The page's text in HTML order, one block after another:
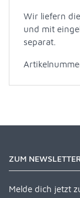
Wir liefern
und mit
separat.
ZUM
Melde dich jetzt